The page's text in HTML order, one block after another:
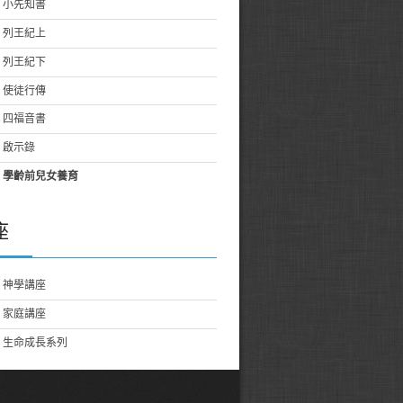
小先知書
列王紀上
列王紀下
使徒行傳
四福音書
啟示錄
學齡前兒女養育
神學講座
家庭講座
生命成長系列